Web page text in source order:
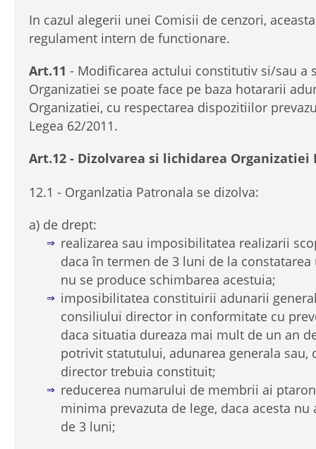
In cazul alegerii unei Comisii de cenzori,
regulament intern de functionare.
Art.11 - Modificarea actului constitutiv si/sau a
Organizatiei se poate face pe baza hotararii
Organizatiei, cu respectarea dispozitiilor
Legea 62/2011.
Art.12 - Dizolvarea si lichidarea Organizatiei
12.1 - Organlzatia Patronala se dizolva:
a) de drept:
realizarea sau imposibilitatea realizarii
daca în termen de 3 luni de la
nu se produce schimbarea acestuia;
imposibilitatea constituirii adunarii
consiliului director in conformitate cu
daca situatia dureaza mai mult de un an
potrivit statutului, adunarea generala sau,
director trebuia constituit;
reducerea numarului de membrii ai
minima prevazuta de lege, daca acesta
de 3 luni;